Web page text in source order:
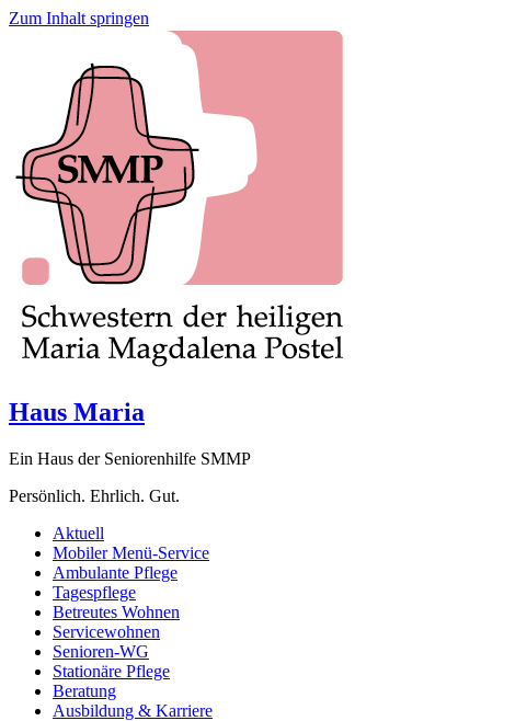
Zum Inhalt springen
Haus Maria
Ein Haus der Seniorenhilfe SMMP
Persönlich. Ehrlich. Gut.
Aktuell
Mobiler Menü-Service
Ambulante Pflege
Tagespflege
Betreutes Wohnen
Servicewohnen
Senioren-WG
Stationäre Pflege
Beratung
Ausbildung & Karriere